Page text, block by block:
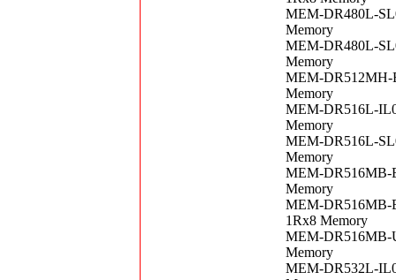
MEM-DR480L-
Memory
MEM-DR480L-
Memory
MEM-DR512MH-
Memory
MEM-DR516L-
Memory
MEM-DR516L-
Memory
MEM-DR516MB-
Memory
MEM-DR516MB-
1Rx8 Memory
MEM-DR516MB-
Memory
MEM-DR532L-